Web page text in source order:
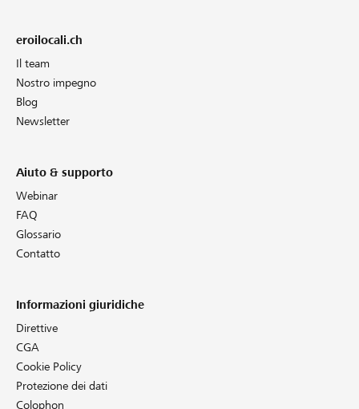
eroilocali.ch
Il team
Nostro impegno
Blog
Newsletter
Aiuto & supporto
Webinar
FAQ
Glossario
Contatto
Informazioni giuridiche
Direttive
CGA
Cookie Policy
Protezione dei dati
Colophon